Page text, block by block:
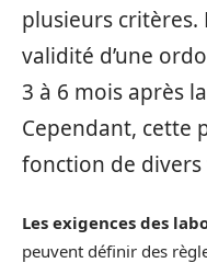
plusieurs critères.
validité d’une
3 à 6 mois après
Cependant, cette
fonction de divers
Les exigences des
peuvent définir des